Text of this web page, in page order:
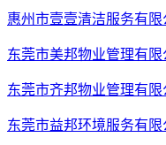
惠州市壹壹清洁服务有限
东莞市美邦物业管理有限
东莞市齐邦物业管理有限
东莞市益邦环境服务有限